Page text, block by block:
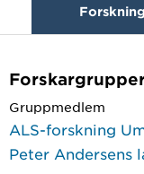
Forskning
Gruppmedlem
ALS-forskning
Peter Andersens